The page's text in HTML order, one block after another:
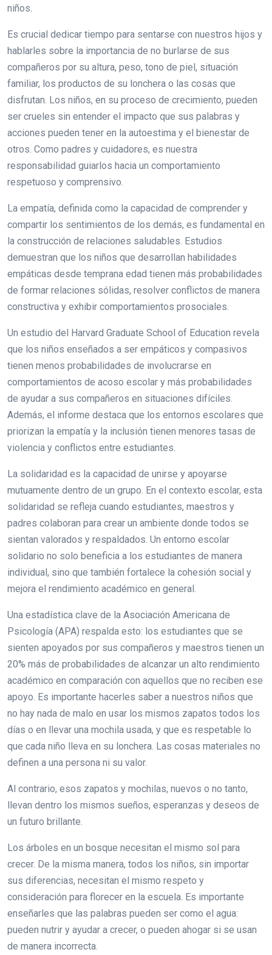
niños.
Es crucial dedicar tiempo para sentarse con nuestros hijos y
hablarles sobre la importancia de no burlarse de sus
compañeros por su altura, peso, tono de piel, situación
familiar, los productos de su lonchera o las cosas que
disfrutan. Los niños, en su proceso de crecimiento, pueden
ser crueles sin entender el impacto que sus palabras y
acciones pueden tener en la autoestima y el bienestar de
otros. Como padres y cuidadores, es nuestra
responsabilidad guiarlos hacia un comportamiento
respetuoso y comprensivo.
La empatía, definida como la capacidad de comprender y
compartir los sentimientos de los demás, es fundamental en
la construcción de relaciones saludables. Estudios
demuestran que los niños que desarrollan habilidades
empáticas desde temprana edad tienen más probabilidades
de formar relaciones sólidas, resolver conflictos de manera
constructiva y exhibir comportamientos prosociales.
Un estudio del Harvard Graduate School of Education revela
que los niños enseñados a ser empáticos y compasivos
tienen menos probabilidades de involucrarse en
comportamientos de acoso escolar y más probabilidades
de ayudar a sus compañeros en situaciones difíciles.
Además, el informe destaca que los entornos escolares que
priorizan la empatía y la inclusión tienen menores tasas de
violencia y conflictos entre estudiantes.
La solidaridad es la capacidad de unirse y apoyarse
mutuamente dentro de un grupo. En el contexto escolar, esta
solidaridad se refleja cuando estudiantes, maestros y
padres colaboran para crear un ambiente donde todos se
sientan valorados y respaldados. Un entorno escolar
solidario no solo beneficia a los estudiantes de manera
individual, sino que también fortalece la cohesión social y
mejora el rendimiento académico en general.
Una estadística clave de la Asociación Americana de
Psicología (APA) respalda esto: los estudiantes que se
sienten apoyados por sus compañeros y maestros tienen un
20% más de probabilidades de alcanzar un alto rendimiento
académico en comparación con aquellos que no reciben ese
apoyo. Es importante hacerles saber a nuestros niños que
no hay nada de malo en usar los mismos zapatos todos los
días o en llevar una mochila usada, y que es respetable lo
que cada niño lleva en su lonchera. Las cosas materiales no
definen a una persona ni su valor.
Al contrario, esos zapatos y mochilas, nuevos o no tanto,
llevan dentro los mismos sueños, esperanzas y deseos de
un futuro brillante.
Los árboles en un bosque necesitan el mismo sol para
crecer. De la misma manera, todos los niños, sin importar
sus diferencias, necesitan el mismo respeto y
consideración para florecer en la escuela. Es importante
enseñarles que las palabras pueden ser como el agua:
pueden nutrir y ayudar a crecer, o pueden ahogar si se usan
de manera incorrecta.